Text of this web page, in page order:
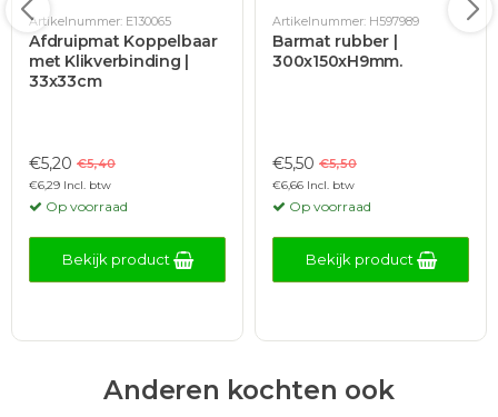
Artikelnummer: E130065
Afdruipmat Koppelbaar
met Klikverbinding |
33x33cm
€5,20 €5,40
€6,29 Incl. btw
Op voorraad
Bekijk product
Artikelnummer: H597989
Barmat rubber |
300x150xH9mm.
€5,50 €5,50
€6,66 Incl. btw
Op voorraad
Bekijk product
Anderen kochten ook